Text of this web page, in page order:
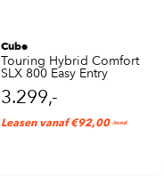
Cube
Touring Hybrid Comfort
SLX 800 Easy Entry
3.299,-
Leasen vanaf €92,00 /mnd